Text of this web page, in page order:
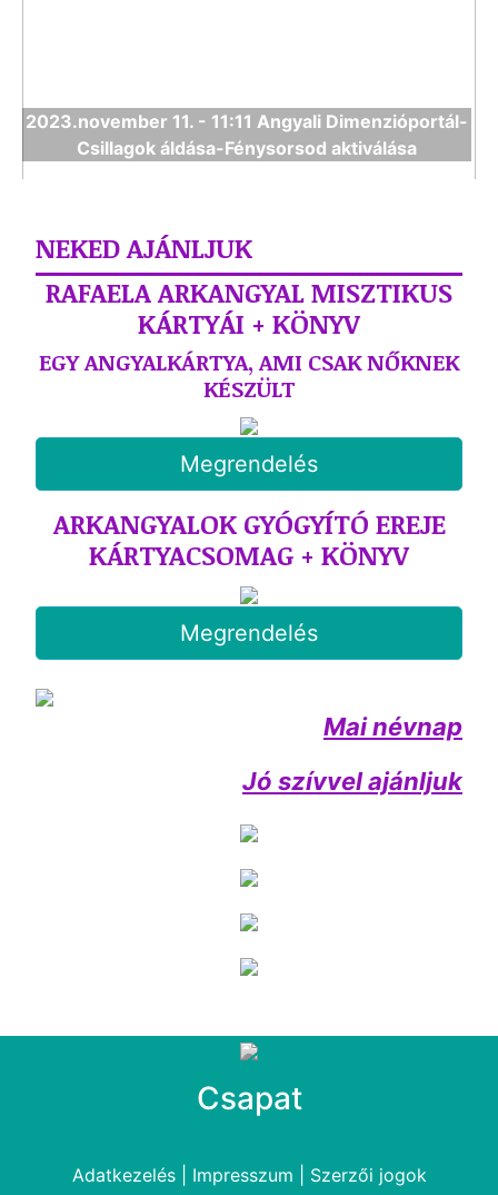
2023.november 11. - 11:11 Angyali Dimenzióportál-
Csillagok áldása-Fénysorsod aktiválása
NEKED AJÁNLJUK
RAFAELA ARKANGYAL MISZTIKUS
KÁRTYÁI + KÖNYV
EGY ANGYALKÁRTYA, AMI CSAK NŐKNEK
KÉSZÜLT
Megrendelés
ARKANGYALOK GYÓGYÍTÓ EREJE
KÁRTYACSOMAG + KÖNYV
Megrendelés
Mai névnap
Jó szívvel ajánljuk
Csapat
Adatkezelés| Impresszum Szerzői jogok